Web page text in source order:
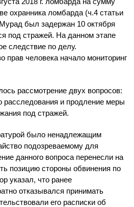
охранника ломбарда (ч.4 статьи
был задержан 10 октября
под стражей. На данном этапе
следствие по делу.
человека начало мониторинг
рассмотрение двух вопросов:
расследования и продление меры
под стражей.
было ненадлежащим
подозреваемому для
данного вопроса перенесли на
позицию стороны обвинения по
указал, что ранее
отказывался принимать
его расписки об